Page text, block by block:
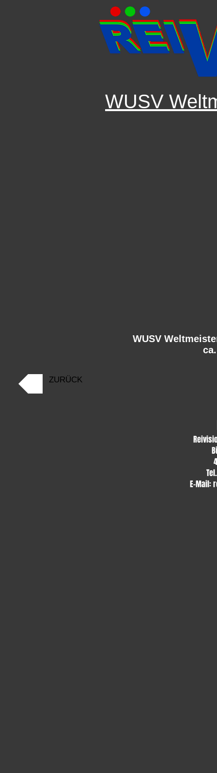
WUSV
WUSV
ZURÜCK
E-Mail: